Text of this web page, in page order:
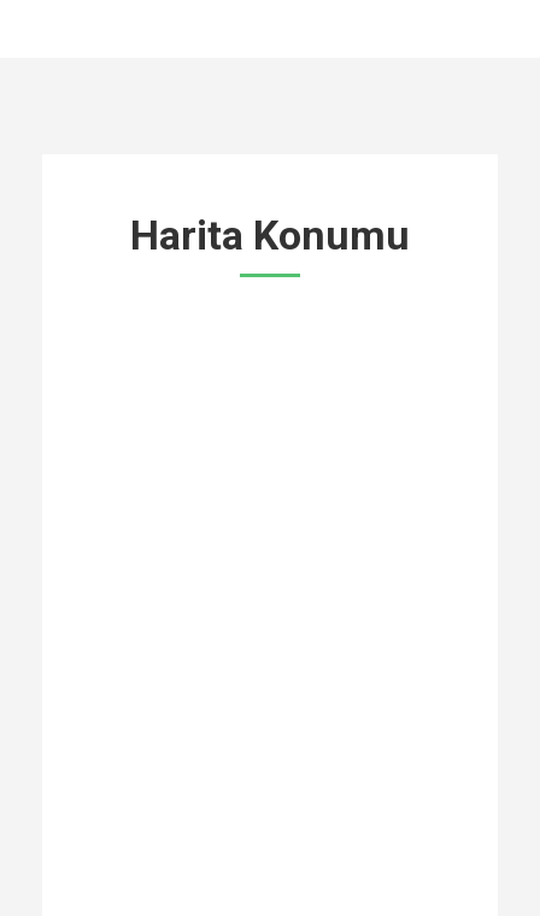
Harita Konumu